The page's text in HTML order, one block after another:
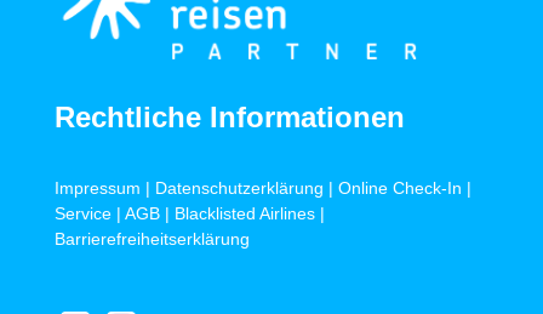
Rechtliche Informationen
Impressum | Datenschutzerklärung | Online Check-In |
Service| AGB| Blacklisted Airlines|
Barrierefreiheitserklärung